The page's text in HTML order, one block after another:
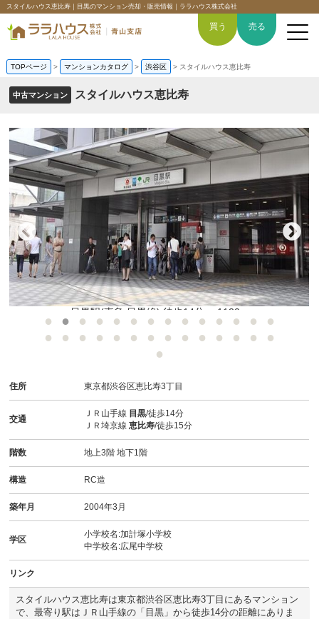
スタイルハウス恵比寿｜目黒のマンション売却・販売情報｜ララハウス株式会社
買いたい
売りたい
空間デザイン事例
6つの強み
会社概要
スタッフ紹介
お知らせ
来店予約
買う 売る
TOPページ > マンションカタログ > 渋谷区 > スタイルハウス恵比寿
中古マンション スタイルハウス恵比寿
目黒駅(東急 目黒線) 徒歩14分。 1120m
住所 東京都渋谷区恵比寿3丁目
交通
ＪＲ山手線 目黒/徒歩14分
ＪＲ埼京線恵比寿/徒歩15分
階数 地上3階 地下1階
構造 RC造
築年月 2004年3月
学区
小学校名:加計塚小学校
中学校名:広尾中学校
リンク
スタイルハウス恵比寿は東京都渋谷区恵比寿3丁目にあるマンション
で、最寄り駅はＪＲ山手線の「目黒」から徒歩14分の距離にありま